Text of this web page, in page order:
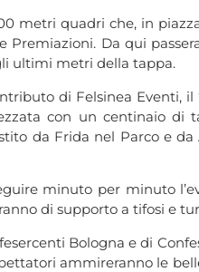
metri quadri che, in
Premiazioni. Da qui
ultimi metri della tappa.
di Felsinea Eventi, il
con un centinaio di
da Frida nel Parco e da
minuto per minuto
di supporto a tifosi e
Bologna e di
ammireranno le